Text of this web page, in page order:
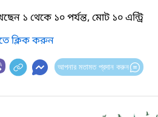
১ থেকে ১০ পর্যন্ত, মোট ১০ এন্ট্রি
ক্লিক করুন
আপনার মতামত প্রদান করুন